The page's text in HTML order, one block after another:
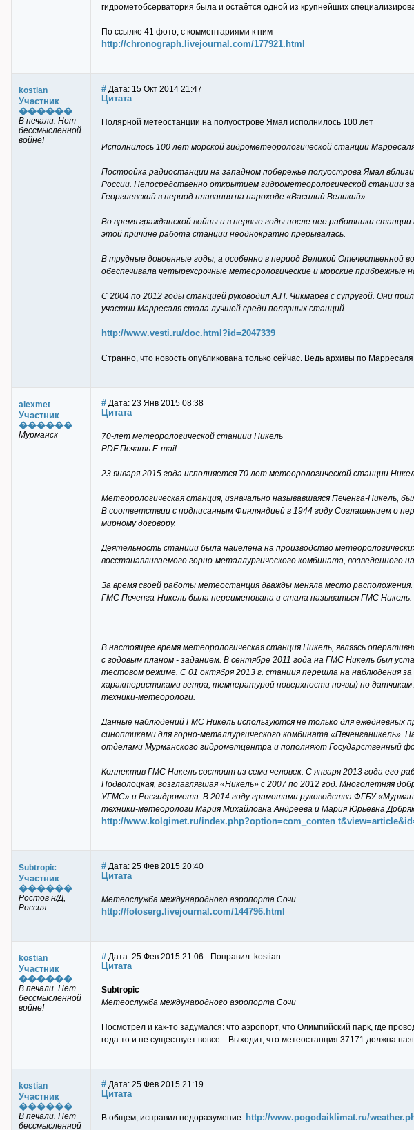
гидрометобсерватория была и остаётся одной из крупнейших
По ссылке 41 фото, с комментариями к ним
http://chronograph.livejournal.com/177921.html
kostian
Участник
������
В печали. Нет
бессмысленной
войне!
# Дата: 15 Окт 2014 21:47
Цитата
Полярной метеостанции на полуострове Ямал исполнилось 100 лет
Исполнилось 100 лет морской гидрометеорологической станции
Постройка радиостанции на западном побережье полуострова Ямал
России. Непосредственно открытием гидрометеорологической станции
Георгиевский в период плавания на пароходе «Василий Великий».
Во время гражданской войны и в первые годы после нее работники
этой причине работа станции неоднократно прерывалась.
В трудные довоенные годы, а особенно в период Великой Отечественной
обеспечивала четырехсрочные метеорологические и морские
С 2004 по 2012 годы станцией руководил А.П. Чикмарев с супругой. Они
участии Марресаля стала лучшей среди полярных станций.
http://www.vesti.ru/doc.html?id=2047339
Странно, что новость опубликована только сейчас. Ведь архивы по
alexmet
Участник
������
Мурманск
# Дата: 23 Янв 2015 08:38
Цитата
70-лет метеорологической станции Никель
PDF Печать E-mail
23 января 2015 года исполняется 70 лет метеорологической станции
Метеорологическая станция, изначально называвшаяся Печенга-Никель,
В соответствии с подписанным Финляндией в 1944 году Соглашением о
мирному договору.
Деятельность станции была нацелена на производство
восстанавливаемого горно-металлургического комбината,
За время своей работы метеостанция дважды меняла место
ГМС Печенга-Никель была переименована и стала называться ГМС Никель.
В настоящее время метеорологическая станция Никель, являясь
с годовым планом - заданием. В сентябре 2011 года на ГМС Никель был
тестовом режиме. С 01 октября 2013 г. станция перешла на наблюдения
характеристиками ветра, температурой поверхности почвы) по
техники-метеорологи.
Данные наблюдений ГМС Никель используются не только для ежедневных
синоптиками для горно-металлургического комбината
отделами Мурманского гидрометцентра и пополняют Государственный
Коллектив ГМС Никель состоит из семи человек. С января 2013 года
Подволоцкая, возглавлявшая «Никель» с 2007 по 2012 год. Многолетняя
УГМС» и Росгидромета. В 2014 году грамотами руководства ФГБУ
техники-метеорологи Мария Михайловна Андреева и Мария Юрьевна
http://www.kolgimet.ru/index.php?option=com_conten
Subtropic
Участник
������
Ростов н/Д,
Россия
# Дата: 25 Фев 2015 20:40
Цитата
Метеослужба международного аэропорта Сочи
http://fotoserg.livejournal.com/144796.html
kostian
Участник
������
В печали. Нет
бессмысленной
войне!
# Дата: 25 Фев 2015 21:06 - Поправил: kostian
Цитата
Subtropic
Метеослужба международного аэропорта Сочи
Посмотрел и как-то задумался: что аэропорт, что Олимпийский парк, где
года то и не существует вовсе... Выходит, что метеостанция 37171 должна
kostian
Участник
������
В печали. Нет
бессмысленной
# Дата: 25 Фев 2015 21:19
Цитата
В общем, исправил недоразумение: http://www.pogodaiklimat.ru/